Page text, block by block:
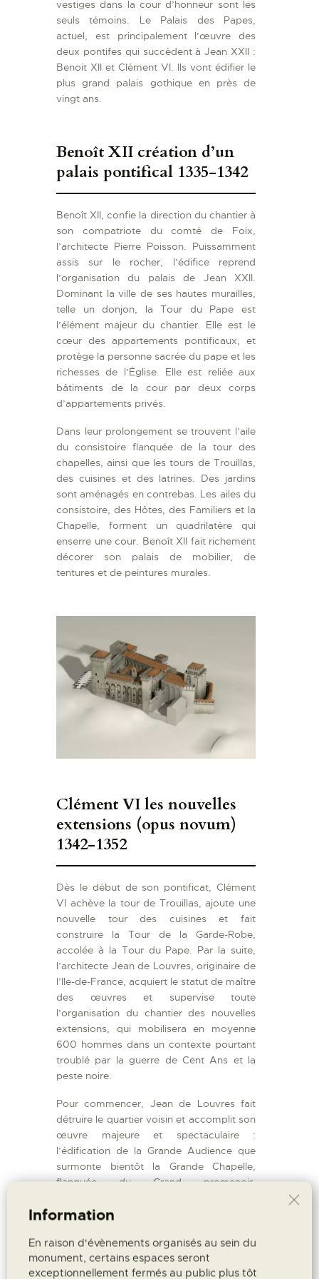
vestiges dans la cour d’honneur sont les
seuls témoins. Le Palais des Papes,
actuel, est principalement l’œuvre des
deux pontifes qui succèdent à Jean XXII :
Benoit XII et Clément VI. Ils vont édifier le
plus grand palais gothique en près de
vingt ans.
Benoît XII création d’un
palais pontifical 1335-1342
Benoît XII, confie la direction du chantier à
son compatriote du comté de Foix,
l’architecte Pierre Poisson. Puissamment
assis sur le rocher, l’édifice reprend
l’organisation du palais de Jean XXII.
Dominant la ville de ses hautes murailles,
telle un donjon, la Tour du Pape est
l’élément majeur du chantier. Elle est le
cœur des appartements pontificaux, et
protège la personne sacrée du pape et les
richesses de l’Église. Elle est reliée aux
bâtiments de la cour par deux corps
d’appartements privés.
Dans leur prolongement se trouvent l’aile
du consistoire flanquée de la tour des
chapelles, ainsi que les tours de Trouillas,
des cuisines et des latrines. Des jardins
sont aménagés en contrebas. Les ailes du
consistoire, des Hôtes, des Familiers et la
Chapelle, forment un quadrilatère qui
enserre une cour. Benoît XII fait richement
décorer son palais de mobilier, de
tentures et de peintures murales.
Clément VI les nouvelles
extensions (opus novum)
1342-1352
Dès le début de son pontificat, Clément
VI achève la tour de Trouillas, ajoute une
nouvelle tour des cuisines et fait
construire la Tour de la Garde-Robe,
accolée à la Tour du Pape. Par la suite,
l’architecte Jean de Louvres, originaire de
l’Ile-de-France, acquiert le statut de maître
des œuvres et supervise toute
l’organisation du chantier des nouvelles
extensions, qui mobilisera en moyenne
600 hommes dans un contexte pourtant
troublé par la guerre de Cent Ans et la
peste noire.
Pour commencer, Jean de Louvres fait
détruire le quartier voisin et accomplit son
œuvre majeure et spectaculaire :
l’édification de la Grande Audience que
surmonte bientôt la Grande Chapelle,
flanquée du Grand promenoir.
Grands Dignitaires qui se referme sur un
d’Honneur.
Avec Clément VI, l’élégance gothique
Information
En raison d'évènements organisés au sein du
monument, certains espaces seront
exceptionnellement fermés au public plus tôt